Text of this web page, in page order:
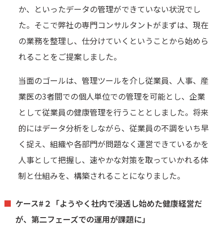
か、といったデータの管理ができていない状況でし
た。そこで弊社の専門コンサルタントがまずは、現在
の業務を整理し、仕分けていくということから始めら
れることをご提案しました。
当面のゴールは、管理ツールを介し従業員、人事、産
業医の3者間での個人単位での管理を可能とし、企業
として従業員の健康管理を行うこととしました。将来
的にはデータ分析をしながら、従業員の不調をいち早
く捉え、組織や各部門が問題なく運営できているかを
人事として把握し、速やかな対策を取っていかれる体
制と仕組みを、構築されることになりました。
ケース#２「ようやく社内で浸透し始めた健康経営だ
が、第二フェーズでの運用が課題に」